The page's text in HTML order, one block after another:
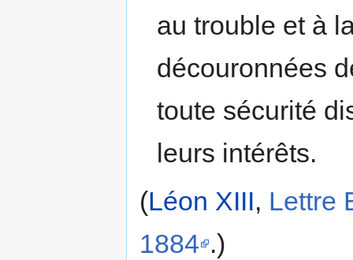
au trouble et à
découronnées
toute sécurité
leurs intérêts.
(Léon XIII, Lettre
1884 .)